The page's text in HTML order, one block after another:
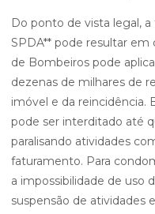
Do ponto de vista legal,
SPDA** pode resultar em
de Bombeiros pode
dezenas de milhares de
imóvel e da reincidência.
pode ser interditado até
paralisando atividades
faturamento. Para
a impossibilidade de uso
suspensão de atividades